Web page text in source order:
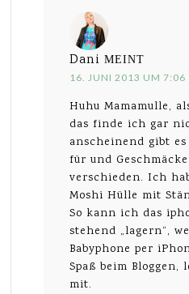
Dani MEINT
16. JUNI 2013 UM 7:06
Huhu Mamamulle,
das finde ich gar
anscheinend gibt
für und
verschieden. Ich
Moshi Hülle mit
So kann ich das
stehend „lagern“,
Babyphone per
Spaß beim Bloggen,
mit.